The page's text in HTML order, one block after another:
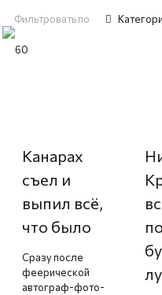
Фильтровать по
Канарах
съел и
выпил всё,
что было
Сразу после
феерической
автограф-фото-